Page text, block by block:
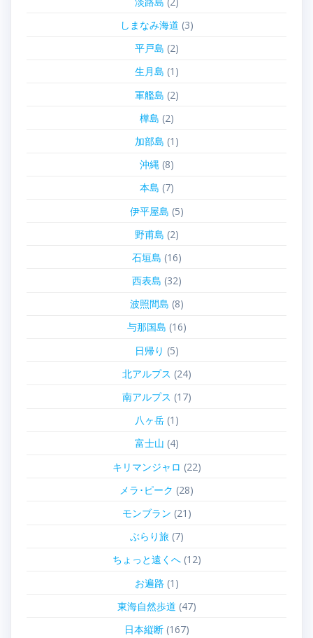
しまなみ海道 (3)
平戸島 (2)
生月島 (1)
軍艦島 (2)
樺島 (2)
加部島 (1)
沖縄(8)
本島 (7)
伊平屋島 (5)
野甫島 (2)
石垣島 (16)
西表島 (32)
波照間島 (8)
与那国島 (16)
日帰り (5)
北アルプス (24)
南アルプス (17)
八ヶ岳(1)
富士山 (4)
キリマンジャロ (22)
メラ･ピーク (28)
モンブラン (21)
ぶらり旅(7)
ちょっと遠くへ(12)
お遍路 (1)
東海自然歩道 (47)
日本縦断(167)